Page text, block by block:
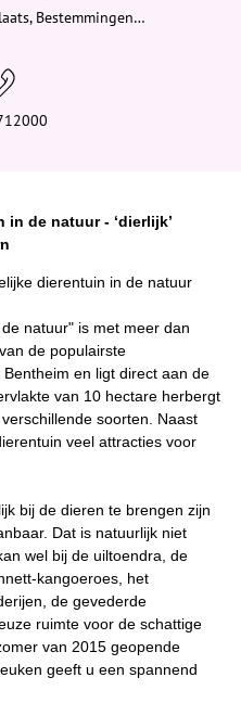
Bestemmingen…
de natuur - ‘dierlijk’
dierentuin in de natuur
natuur" is met meer dan
de populairste
en ligt direct aan de
van 10 hectare herbergt
soorten. Naast
veel attracties voor
bij de dieren te brengen zijn
Dat is natuurlijk niet
wel bij de uiltoendra, de
kangoeroes, het
de gevederde
ruimte voor de schattige
van 2015 geopende
geeft u een spannend